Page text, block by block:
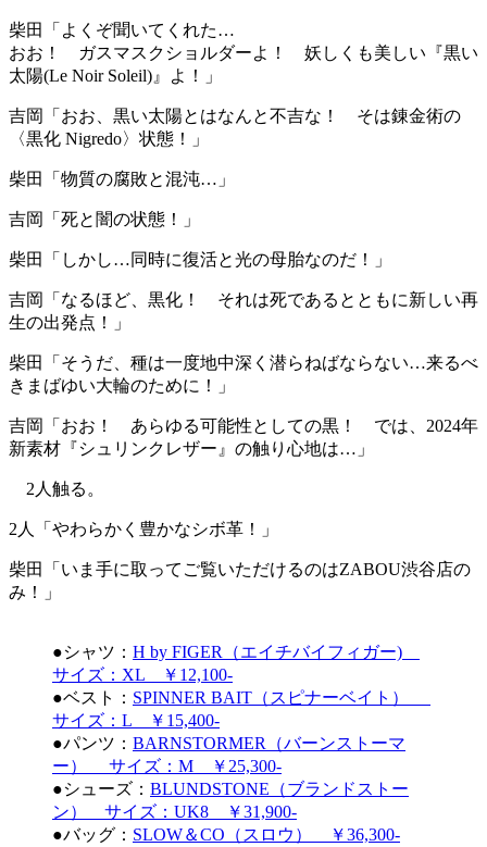
柴田「よくぞ聞いてくれた…
おお！ ガスマスクショルダーよ！ 妖しくも美しい『黒い
太陽(Le Noir Soleil)』よ！」
吉岡「おお、黒い太陽とはなんと不吉な！ そは錬金術の
〈黒化 Nigredo〉状態！」
柴田「物質の腐敗と混沌…」
吉岡「死と闇の状態！」
柴田「しかし…同時に復活と光の母胎なのだ！」
吉岡「なるほど、黒化！ それは死であるとともに新しい再
生の出発点！」
柴田「そうだ、種は一度地中深く潜らねばならない…来るべ
きまばゆい大輪のために！」
吉岡「おお！ あらゆる可能性としての黒！ では、2024年
新素材『シュリンクレザー』の触り心地は…」
2人触る。
2人「やわらかく豊かなシボ革！」
柴田「いま手に取ってご覧いただけるのはZABOU渋谷店の
み！」
●シャツ： H by FIGER（エイチバイフィガー)
サイズ：XL ￥12,100-
●ベスト： SPINNER BAIT（スピナーベイト）
サイズ：L ￥15,400-
●パンツ： BARNSTORMER（バーンストーマ
ー） サイズ：M ￥25,300-
●シューズ： BLUNDSTONE（ブランドストー
ン） サイズ：UK8 ￥31,900-
●バッグ： SLOW＆CO（スロウ） ￥36,300-